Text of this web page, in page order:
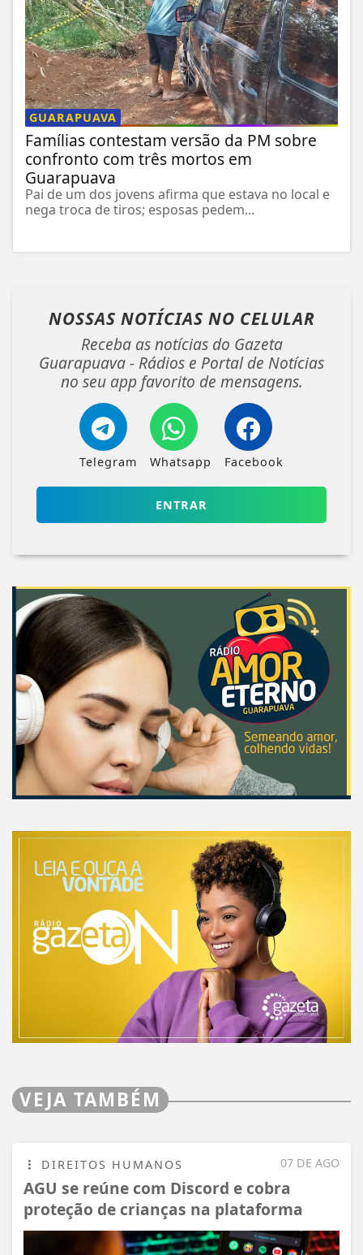
GUARAPUAVA
Famílias contestam versão da PM sobre
confronto com três mortos em
Guarapuava
Pai de um dos jovens afirma que estava no local e
nega troca de tiros; esposas pedem...
NOSSAS NOTÍCIAS NO CELULAR
Receba as notícias do Gazeta
Guarapuava - Rádios e Portal de Notícias
no seu app favorito de mensagens.
Telegram Whatsapp Facebook
ENTRAR
VEJA TAMBÉM
07 DE AGO
DIREITOS HUMANOS
AGU se reúne com Discord e cobra
proteção de crianças na plataforma